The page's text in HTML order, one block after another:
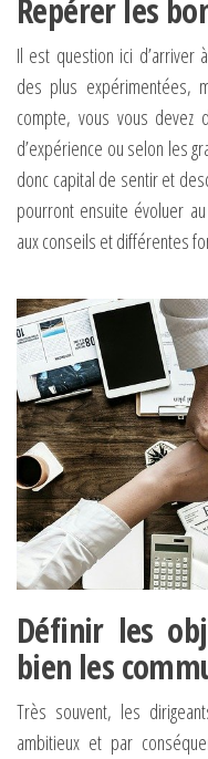
Repérer les
Il est question ici d’arriver
des plus expérimentées,
compte, vous vous devez
d’expérience ou selon les
donc capital de sentir et
pourront ensuite évoluer
aux conseils et différentes
Définir les
bien les
Très souvent, les
ambitieux et par